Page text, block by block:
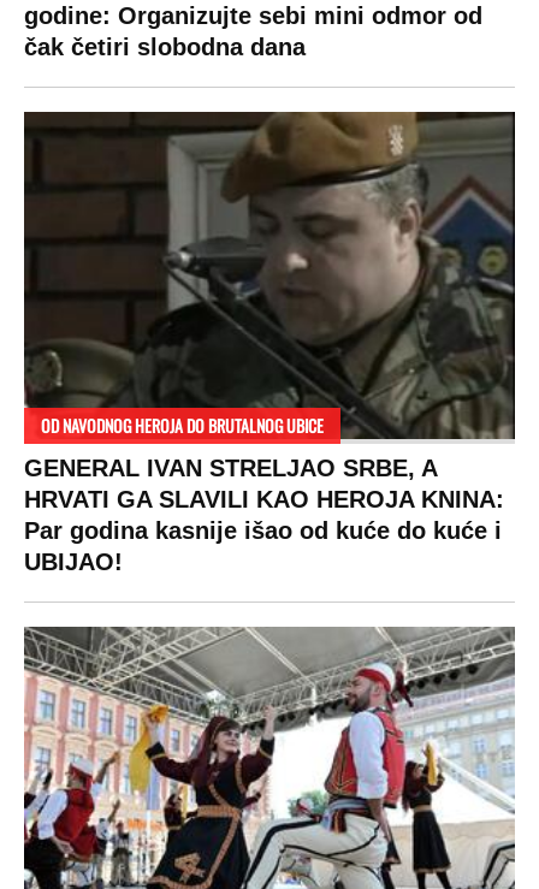
godine: Organizujte sebi mini odmor od
čak četiri slobodna dana
OD NAVODNOG HEROJA DO BRUTALNOG UBICE
GENERAL IVAN STRELJAO SRBE, A
HRVATI GA SLAVILI KAO HEROJA KNINA:
Par godina kasnije išao od kuće do kuće i
UBIJAO!